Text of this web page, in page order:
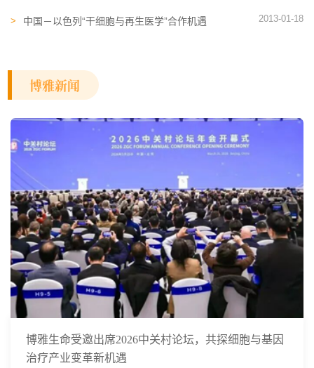
中国－以色列“干细胞与再生医学”合作机遇 2013-01-18
博雅新闻
博雅生命受邀出席2026中关村论坛，共探细胞与基因
治疗产业变革新机遇